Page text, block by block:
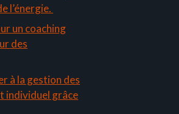
l’énergie.
un coaching
des
à la gestion des
individuel grâce